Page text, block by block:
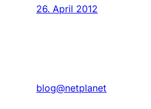
26. April 2012
blog@netplanet